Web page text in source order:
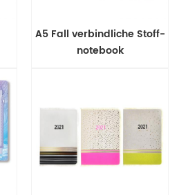
A5 Fall verbindliche Stoff-
notebook